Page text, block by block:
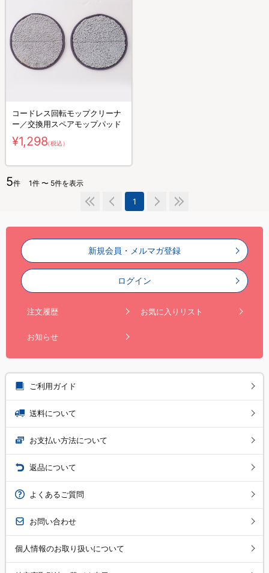
コードレス回転モップクリーナ
ー／交換用スペアモップパッド
¥1,298（税込）
5件 1件 〜 5件を表示
1
新規会員・メルマガ登録
ログイン
注文履歴 お気に入りリスト
お知らせ
ご利用ガイド
送料について
お支払い方法について
返品について
よくあるご質問
お問い合わせ
個人情報のお取り扱いについて